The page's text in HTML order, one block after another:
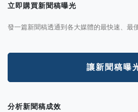
立即購買新聞稿曝光
發一篇新聞稿透通到各大媒體的最快速、最
讓新聞稿曝
分析新聞稿成效